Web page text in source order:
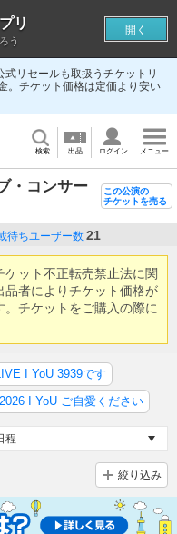
リセールも取扱うチケットリ
。チケット価格は定価より安い
検索 出品 ログイン メニュー
・コンサー
この公演の
チケットを売る
待ちユーザー数 21
ット不正転売禁止法に関
者によりチケット価格が
チケットをご購入の際に
I YoU 3939です
I YoU ご自愛ください
絞り込み
リ
う
開く